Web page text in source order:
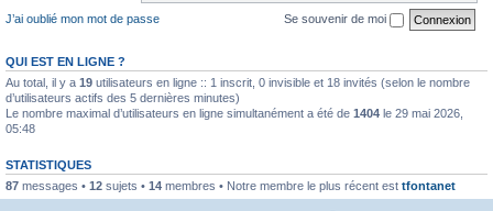
J’ai oublié mon mot de passe
Se souvenir de moi
QUI EST EN LIGNE ?
Au total, il y a 19 utilisateurs en ligne :: 1 inscrit, 0 invisible et 18 invités (selon le nombre
d’utilisateurs actifs des 5 dernières minutes)
Le nombre maximal d’utilisateurs en ligne simultanément a été de 1404 le 29 mai 2026,
05:48
STATISTIQUES
87 messages • 12 sujets • 14 membres • Notre membre le plus récent est tfontanet